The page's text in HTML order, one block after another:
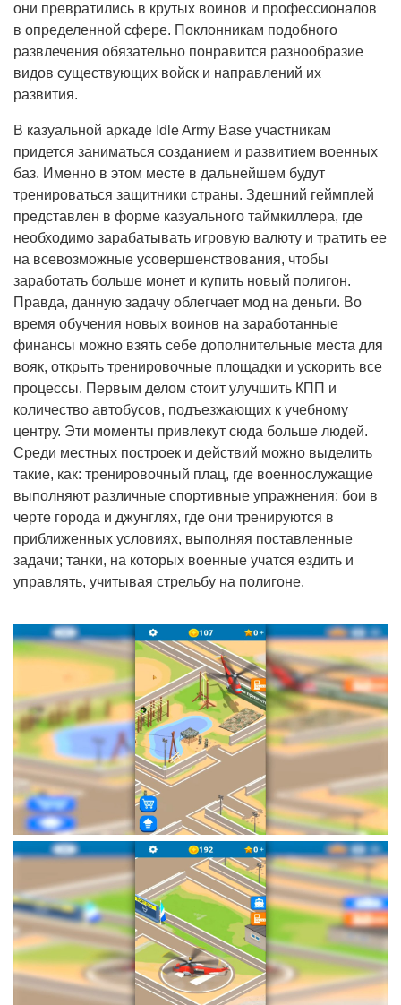
они превратились в крутых воинов и профессионалов
в определенной сфере. Поклонникам подобного
развлечения обязательно понравится разнообразие
видов существующих войск и направлений их
развития.
В казуальной аркаде Idle Army Base участникам
придется заниматься созданием и развитием военных
баз. Именно в этом месте в дальнейшем будут
тренироваться защитники страны. Здешний геймплей
представлен в форме казуального таймкиллера, где
необходимо зарабатывать игровую валюту и тратить ее
на всевозможные усовершенствования, чтобы
заработать больше монет и купить новый полигон.
Правда, данную задачу облегчает мод на деньги. Во
время обучения новых воинов на заработанные
финансы можно взять себе дополнительные места для
вояк, открыть тренировочные площадки и ускорить все
процессы. Первым делом стоит улучшить КПП и
количество автобусов, подъезжающих к учебному
центру. Эти моменты привлекут сюда больше людей.
Среди местных построек и действий можно выделить
такие, как: тренировочный плац, где военнослужащие
выполняют различные спортивные упражнения; бои в
черте города и джунглях, где они тренируются в
приближенных условиях, выполняя поставленные
задачи; танки, на которых военные учатся ездить и
управлять, учитывая стрельбу на полигоне.